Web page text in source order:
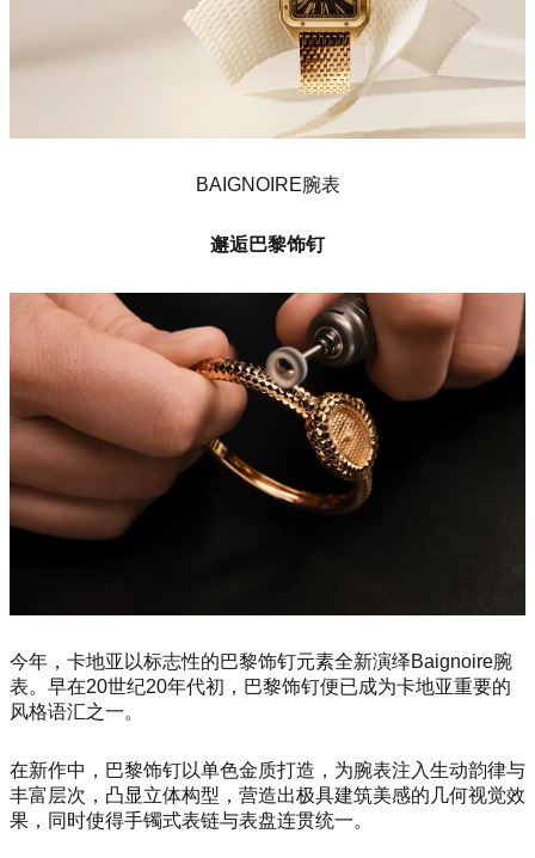
BAIGNOIRE腕表
邂逅巴黎饰钉
今年，卡地亚以标志性的巴黎饰钉元素全新演绎Baignoire腕
表。早在20世纪20年代初，巴黎饰钉便已成为卡地亚重要的
风格语汇之一。
在新作中，巴黎饰钉以单色金质打造，为腕表注入生动韵律与
丰富层次，凸显立体构型，营造出极具建筑美感的几何视觉效
果，同时使得手镯式表链与表盘连贯统一。